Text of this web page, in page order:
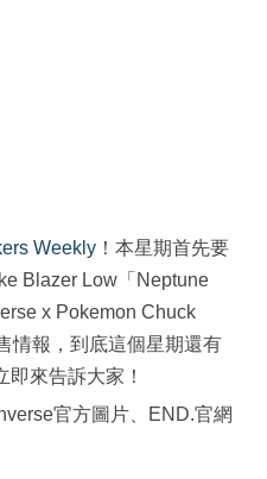
Weekly ！本星期首先要
Blazer Low「Neptune
x Pokemon Chuck
情報，到底這個星期還有
來告訴大家！
官方圖片、END.官網